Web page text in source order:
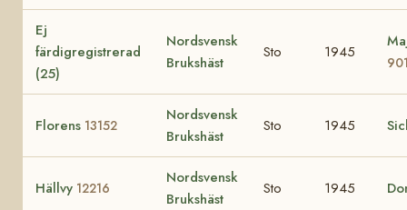
Ej
färdigregistrerad
(25)
Nordsvensk
Brukshäst
Sto 1945
Florens 13152
Nordsvensk
Brukshäst
Sto 1945
Hällvy 12216
Nordsvensk
Brukshäst
Sto 1945